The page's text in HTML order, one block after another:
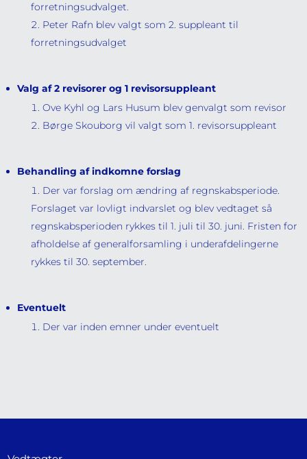
forretningsudvalget.
Peter Rafn blev valgt som 2. suppleant til
forretningsudvalget
Valg af 2 revisorer og 1 revisorsuppleant
Ove Kyhl og Lars Husum blev genvalgt som revisor
Børge Skouborg vil valgt som 1. revisorsuppleant
Behandling af indkomne forslag
Der var forslag om ændring af regnskabsperiode.
Forslaget var lovligt indvarslet og blev vedtaget så
regnskabsperioden rykkes til 1. juli til 30. juni. Fristen for
afholdelse af generalforsamling i underafdelingerne
rykkes til 30. september.
Eventuelt
Der var inden emner under eventuelt